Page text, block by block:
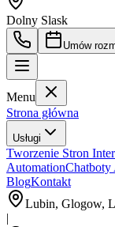
Dolny Slask
Umów
Menu
Strona główna
Usługi
Tworzenie Stron
AutomationChatboty
BlogKontakt
Lubin, Glogow,
|